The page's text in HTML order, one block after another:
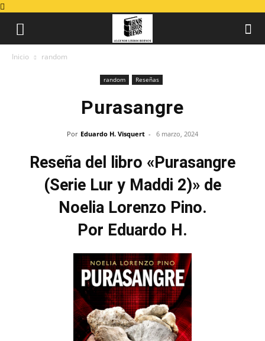
Inicio random
random Reseñas
Purasangre
Por Eduardo H. Visquert - 6 marzo, 2024
Reseña del libro «Purasangre
(Serie Lur y Maddi 2)» de
Noelia Lorenzo Pino.
Por Eduardo H.